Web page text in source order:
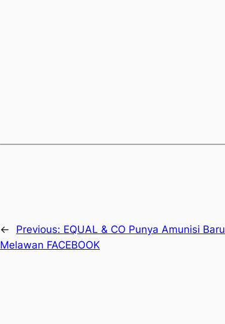
← Previous: EQUAL & CO Punya Amunisi
Melawan FACEBOOK